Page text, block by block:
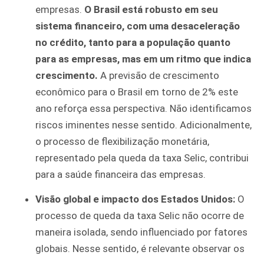
empresas. O Brasil está robusto em seu
sistema financeiro, com uma desaceleração
no crédito, tanto para a população quanto
para as empresas, mas em um ritmo que indica
crescimento. A previsão de crescimento
econômico para o Brasil em torno de 2% este
ano reforça essa perspectiva. Não identificamos
riscos iminentes nesse sentido. Adicionalmente,
o processo de flexibilização monetária,
representado pela queda da taxa Selic, contribui
para a saúde financeira das empresas.
Visão global e impacto dos Estados Unidos: O
processo de queda da taxa Selic não ocorre de
maneira isolada, sendo influenciado por fatores
globais. Nesse sentido, é relevante observar os